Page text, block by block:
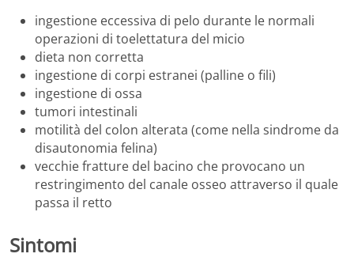
ingestione eccessiva di pelo durante le normali
operazioni di toelettatura del micio
dieta non corretta
ingestione di corpi estranei (palline o fili)
ingestione di ossa
tumori intestinali
motilità del colon alterata (come nella sindrome da
disautonomia felina)
vecchie fratture del bacino che provocano un
restringimento del canale osseo attraverso il quale
passa il retto
Sintomi